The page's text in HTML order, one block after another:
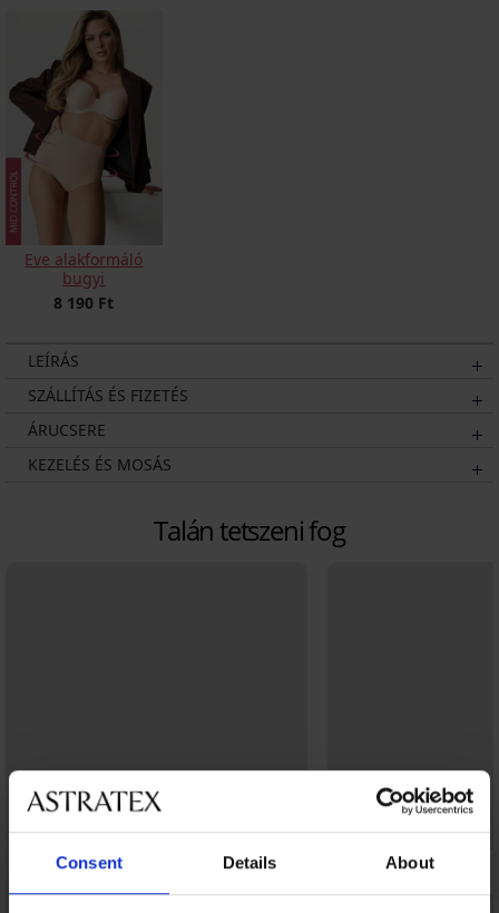
Consent Details About
Eve alakformáló
bugyi
8 190 Ft
LEÍRÁS
SZÁLLÍTÁS ÉS FIZETÉS
ÁRUCSERE
KEZELÉS ÉS MOSÁS
Talán tetszeni fog